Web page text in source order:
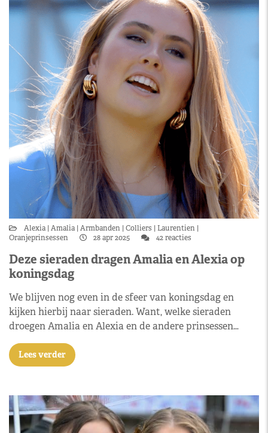
Alexia Amalia Armbanden Colliers
Laurentien
Oranjeprinsessen
28 apr 2025 42 reacties
Deze sieraden dragen Amalia en Alexia op
koningsdag
We blijven nog even in de sfeer van koningsdag en
kijken hierbij naar sieraden. Want, welke sieraden
droegen Amalia en Alexia en de andere prinsessen…
Lees verder